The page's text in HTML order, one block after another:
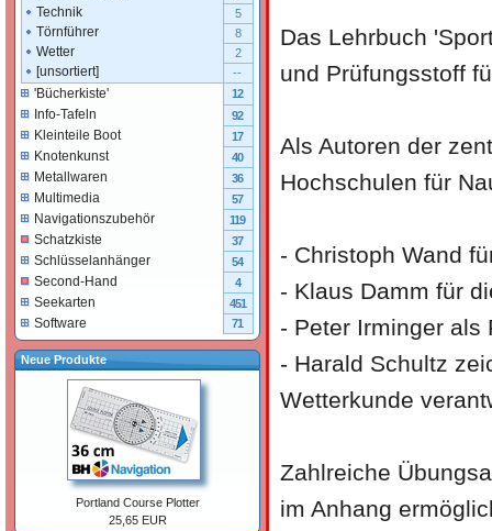
Das Lehrbuch
und Prüfungsstoff
Als Autoren der
Hochschulen für
- Christoph Wand
- Klaus Damm für
- Peter Irminger als
- Harald Schultz
Wetterkunde
Zahlreiche
im Anhang
Technik 5
Törnführer 8
Wetter 2
[unsortiert] --
'Bücherkiste' 12
Info-Tafeln 92
Kleinteile Boot 17
Knotenkunst 40
Metallwaren 36
Multimedia 57
Navigationszubehör 119
Schatzkiste 37
Schlüsselanhänger 54
Second-Hand 4
Seekarten 451
Software 71
Neue Produkte
Portland Course Plotter
25,65 EUR